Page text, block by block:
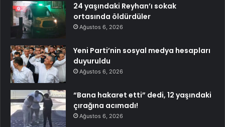
24 yaşındaki Reyhan’ı sokak
ortasında öldürdüler
Ağustos 6, 2026
Yeni Parti’nin sosyal medya hesapları
duyuruldu
Ağustos 6, 2026
“Bana hakaret etti” dedi, 12 yaşındaki
çırağına acımadı!
Ağustos 6, 2026